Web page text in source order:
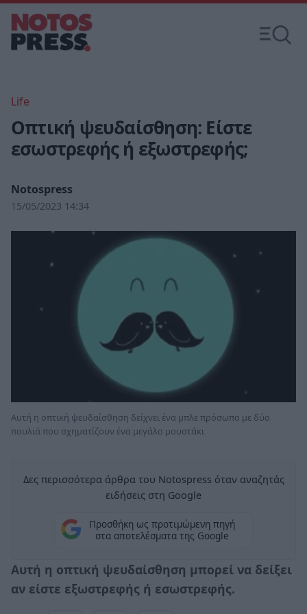
Life
Οπτική ψευδαίσθηση: Είστε
εσωστρεφής ή εξωστρεφής;
Notospress
15/05/2023 14:34
Αυτή η οπτική ψευδαίσθηση δείχνει ένα μπλε πρόσωπο με δύο
πουλιά που σχηματίζουν ένα μεγάλο μουστάκι
Δες περισσότερα άρθρα του Notospress όταν αναζητάς
ειδήσεις στη Google
Προσθήκη ως προτιμώμενη πηγή
στα αποτελέσματα της Google
Αυτή η οπτική ψευδαίσθηση μπορεί να δείξει
αν είστε εξωστρεφής ή εσωστρεφής.